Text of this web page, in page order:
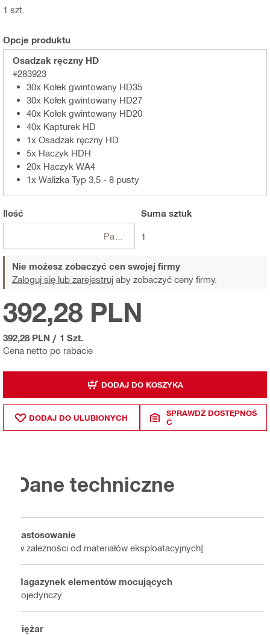
1 szt.
Opcje produktu
Osadzak ręczny HD
#283923
30x Kołek gwintowany HD35
30x Kołek gwintowany HD27
40x Kołek gwintowany HD20
40x Kapturek HD
1x Osadzak ręczny HD
5x Haczyk HDH
20x Haczyk WA4
1x Walizka Typ 3,5 - 8 pusty
Ilość Suma sztuk
1
Nie możesz zobaczyć cen swojej firmy
Zaloguj się lub zarejestruj aby zobaczyć ceny firmy.
Cena netto po rabacie
392,28 PLN
392,28 PLN / 1 Szt.
DODAJ DO KOSZYKA
DODAJ DO ULUBIONYCH
SPRAWDŹ DOSTĘPNOŚ
Ć
Dane techniczne
Zastosowanie
[w zależności od materiałów eksploatacyjnych]
Magazynek elementów mocujących
Pojedynczy
Ciężar